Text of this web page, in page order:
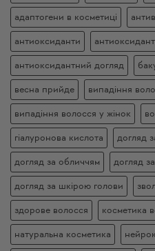
адаптогени в косметиці
антиоксиданти
антиоксидантний догляд
весна прийде випадіння
випадіння волосся у жінок
гіалуронова кислота догляд
догляд за обличчям догляд
догляд за шкірою голови
здорове волосся косметика
натуральна косметика